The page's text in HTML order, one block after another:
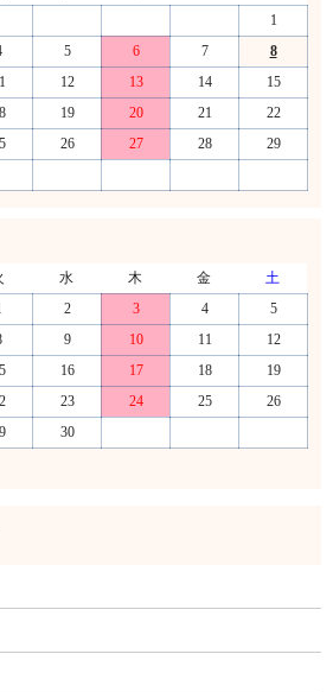
1
5 6 7
8
12 13 14
15
19 20 21
22
26 27 28
29
水 木 金
土
2 3 4
5
9 10 11
12
16 17 18
19
23 24 25
26
30